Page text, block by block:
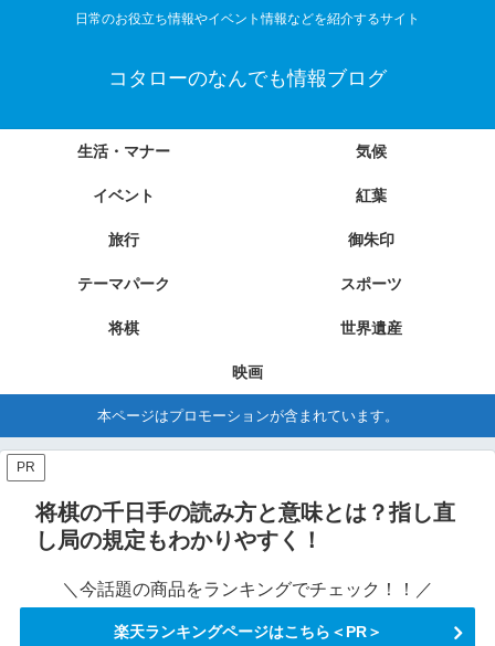
日常のお役立ち情報やイベント情報などを紹介するサイト
コタローのなんでも情報ブログ
生活・マナー 気候
イベント 紅葉
旅行 御朱印
テーマパーク スポーツ
将棋 世界遺産
映画
本ページはプロモーションが含まれています。
PR
将棋の千日手の読み方と意味とは？指し直
し局の規定もわかりやすく！
＼今話題の商品をランキングでチェック！！／
楽天ランキングページはこちら＜PR＞